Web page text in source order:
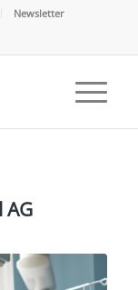
Newsletter
AG